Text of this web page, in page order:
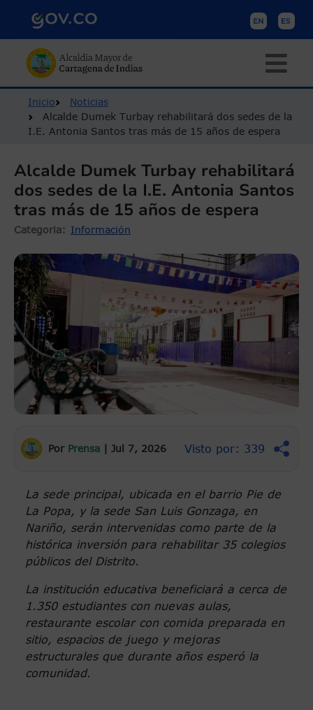
Ruta de navegación
Inicio
Noticias
Alcalde Dumek Turbay rehabilitará dos sedes de la
I.E. Antonia Santos tras más de 15 años de espera
Alcalde Dumek Turbay rehabilitará
dos sedes de la I.E. Antonia Santos
tras más de 15 años de espera
Categoria Información
Por Prensa | Jul 7, 2026 Visto por: 339
La sede principal, ubicada en el barrio Pie de
La Popa, y la sede San Luis Gonzaga, en
Nariño, serán intervenidas como parte de la
histórica inversión para rehabilitar 35 colegios
públicos del Distrito.
La institución educativa beneficiará a cerca de
1.350 estudiantes con nuevas aulas,
restaurante escolar con comida preparada en
sitio, espacios de juego y mejoras
estructurales que durante años esperó la
comunidad.